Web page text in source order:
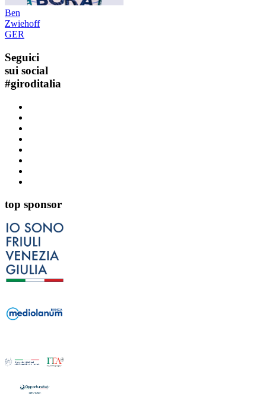
Ben
Zwiehoff
GER
Seguici
sui social
#giroditalia
top sponsor